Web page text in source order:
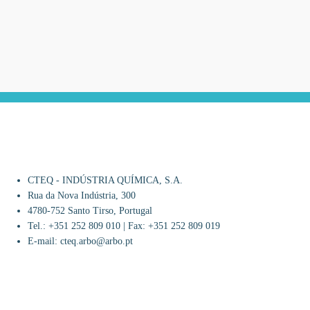
CTEQ - INDÚSTRIA QUÍMICA, S.A.
Rua da Nova Indústria, 300
4780-752 Santo Tirso, Portugal
Tel.: +351 252 809 010 | Fax: +351 252 809 019
E-mail: cteq.arbo@arbo.pt